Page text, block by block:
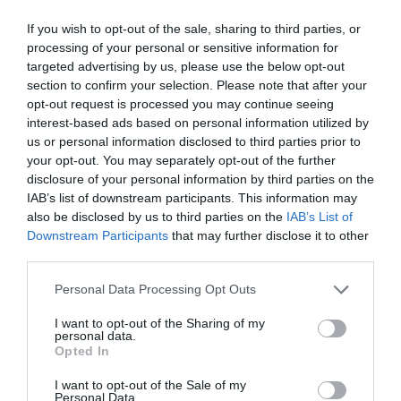
If you wish to opt-out of the sale, sharing to third parties, or
processing of your personal or sensitive information for
targeted advertising by us, please use the below opt-out
section to confirm your selection. Please note that after your
opt-out request is processed you may continue seeing
interest-based ads based on personal information utilized by
us or personal information disclosed to third parties prior to
your opt-out. You may separately opt-out of the further
disclosure of your personal information by third parties on the
IAB’s list of downstream participants. This information may
also be disclosed by us to third parties on the IAB’s List of
Downstream Participants that may further disclose it to other
Personal Data Processing Opt Outs
I want to opt-out of the Sharing of my
personal data.
Opted In
I want to opt-out of the Sale of my
Personal Data.
como las que si se han valorado y manifestado por
las empresas y asociaciones que representan a los
operadores de juego, deportivos, publicistas y
medios.
El Real Decreto impedirá que las casas
de apuestan tengan visibilidad en el
deporte
La publicidad es un elemento esencial para
atraer al jugador al juego regulado, lo que se
operar soluciones si se producen deseconomías
(juego problemático, fraude y amaños) tanto en
términos de salud como en persecución y sanción
de las actividades ilícitas. Sensu contrario la falta
juego/jugadores sino también a publicistas, medios